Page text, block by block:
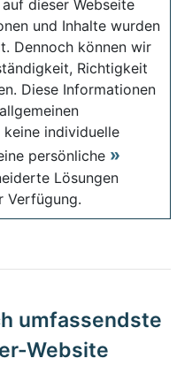
auf dieser Webseite
und Inhalte wurden
Dennoch können wir
Richtigkeit
Diese Informationen
individuelle
persönliche
Lösungen
Verfügung.
umfassendste
Website